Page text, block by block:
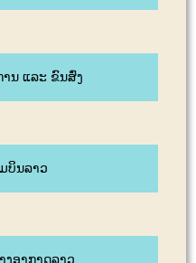
ນ ແລະ ຂົນສົ່ງ
ບິນລາວ
ງອາກາດລາວ